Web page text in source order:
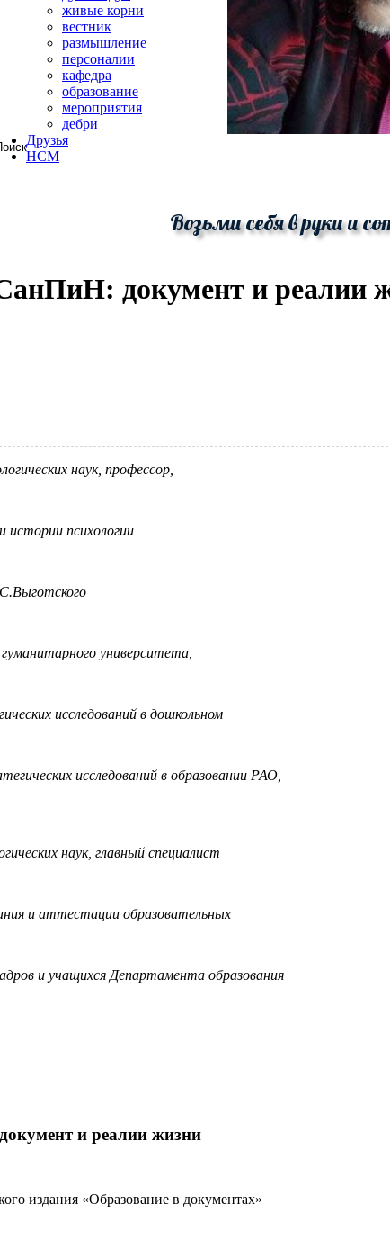
Возьми себя в руки и
живые корни
вестник
размышление
персоналии
кафедра
образование
мероприятия
дебри
Друзья
HCM
документ и реалии
наук, профессор,
истории психологии
гуманитарного университета,
исследований в дошкольном
исследований в образовании РАО,
наук, главный специалист
и аттестации образовательных
и учащихся Департамента образования
и реалии жизни
издания «Образование в документах»